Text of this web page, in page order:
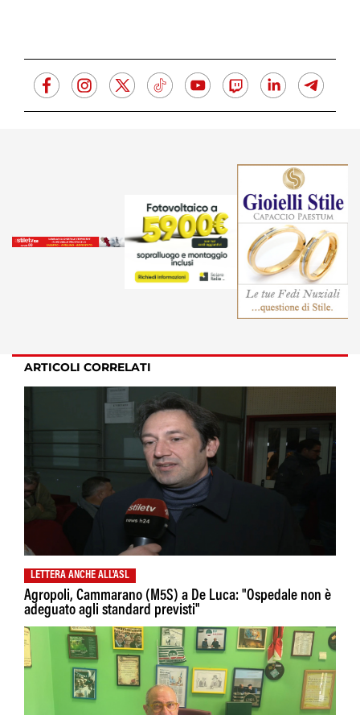
ARTICOLI CORRELATI
LETTERA ANCHE ALL'ASL
Agropoli, Cammarano (M5S) a De Luca: "Ospedale non è
adeguato agli standard previsti"